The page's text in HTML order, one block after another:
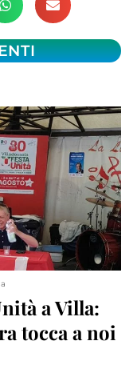
a Villa:
tocca a noi